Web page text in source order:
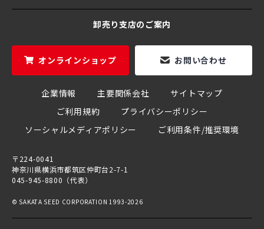
卸売り支店のご案内
オンラインショップ お問い合わせ
企業情報 主要関係会社
サイトマップ
ご利用規約
プライバシーポリシー
ソーシャルメディアポリシー
ご利用条件/推奨環境
〒224-0041
神奈川県横浜市都筑区仲町台2-7-1
045-945-8800（代表）
© SAKATA SEED CORPORATION 1993-2026